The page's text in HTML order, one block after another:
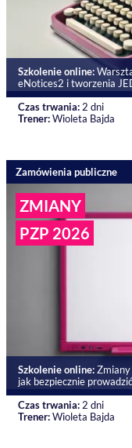
Szkolenie online:
eNotices2 i tworzenia
postępowań unijnych w
Czas trwania:2 dni
Trener:Wioleta Bajda
Zamówienia publiczne
ZMIANY
PZP 2026
Szkolenie online:
jak bezpiecznie
ofertę
Czas trwania:2 dni
Trener:Wioleta Bajda